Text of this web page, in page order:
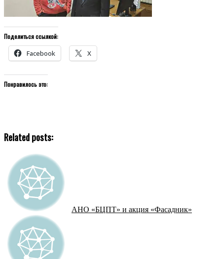
Поделиться ссылкой:
Facebook X
Понравилось это:
Related posts:
АНО «БЦПТ» и акция «Фасадник»